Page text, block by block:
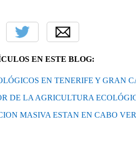
EN ESTE BLOG:
EN TENERIFE Y GRAN
DE LA AGRICULTURA
MASIVA ESTAN EN CABO